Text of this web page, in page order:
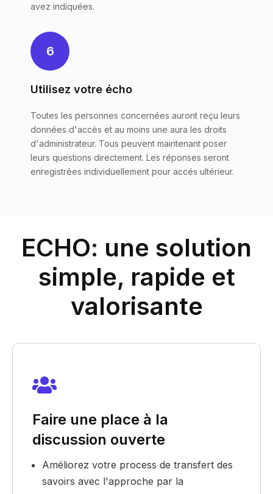
avez indiquées.
6
Utilisez votre écho
Toutes les personnes concernées auront reçu leurs
données d'accès et au moins une aura les droits
d'administrateur. Tous peuvent maintenant poser
leurs questions directement. Les réponses seront
enregistrées individuellement pour accés ultérieur.
ECHO: une solution
simple, rapide et
valorisante
Faire une place à la
discussion ouverte
Améliorez votre process de transfert des
savoirs avec l'approche par la